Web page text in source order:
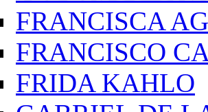
FRANCISCA
FRANCISCO
FRIDA KAHLO